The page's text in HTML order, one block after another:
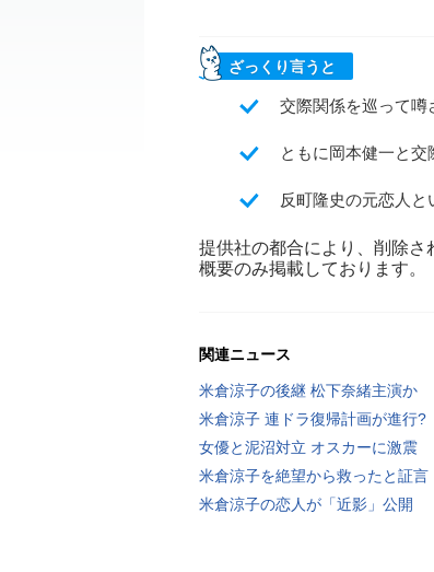
ざっくり言うと
交際関係を巡って噂
ともに岡本健一と
反町隆史の元恋人
提供社の都合により、削除さ
概要のみ掲載しております。
関連ニュース
米倉涼子の後継 松下奈緒主演か
米倉涼子 連ドラ復帰計画が進行?
女優と泥沼対立 オスカーに激震
米倉涼子を絶望から救ったと証言
米倉涼子の恋人が「近影」公開